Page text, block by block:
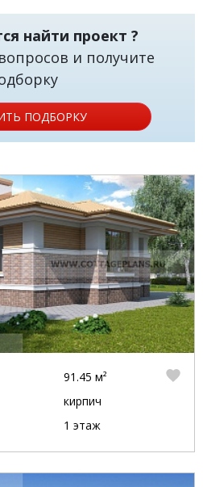
найти проект ?
и получите
ПОДБОРКУ
91.45 м²
кирпич
1 этаж